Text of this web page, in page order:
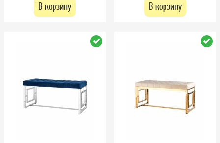
В корзину В корзину